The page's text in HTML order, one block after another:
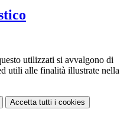
utilizzati si avvalgono di
utili alle finalità illustrate nella
Accetta tutti i cookies